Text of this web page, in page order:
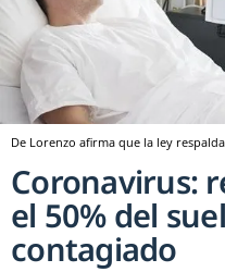
De Lorenzo afirma que la ley
Coronavirus:
el 50% del
contagiado